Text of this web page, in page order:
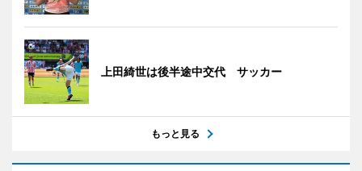
上田綺世は後半途中交代 サッカー
もっと見る